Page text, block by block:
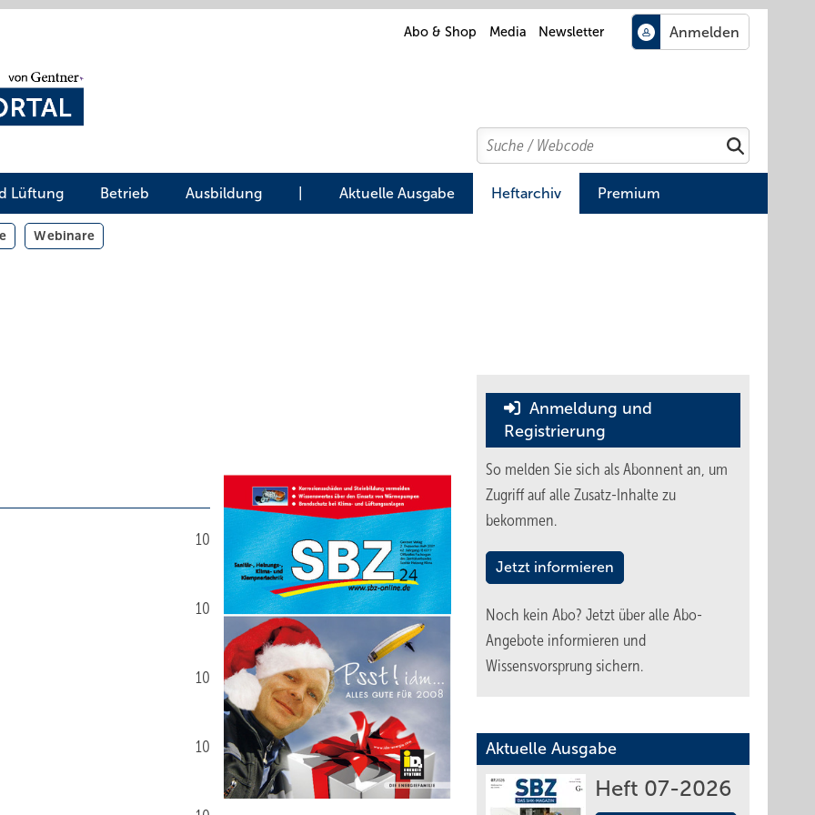
Abo & Shop Media Newsletter
Search
Suchen
Lüftung Betrieb Ausbildung Aktuelle Ausgabe Heftarchiv Premium
Webinare
10
10
10
10
Anmeldung und
Registrierung
So melden Sie sich als Abonnent an, um
Zugriff auf alle Zusatz-Inhalte zu
bekommen.
Jetzt informieren
Noch kein Abo? Jetzt über alle Abo-
Angebote informieren und
Wissensvorsprung sichern.
Aktuelle Ausgabe
Heft 07-2026